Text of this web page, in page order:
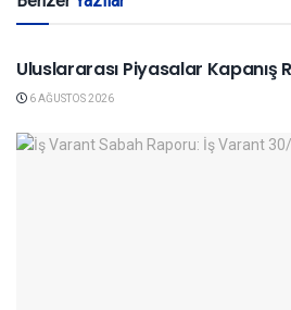
YURTDIŞI PIYASALAR
Uluslararası Piyasalar Kapanış
6 AĞUSTOS 2026